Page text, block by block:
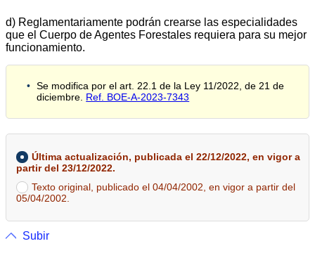
d) Reglamentariamente podrán crearse las especialidades
que el Cuerpo de Agentes Forestales requiera para su mejor
funcionamiento.
Se modifica por el art. 22.1 de la Ley 11/2022, de 21 de
diciembre. Ref. BOE-A-2023-7343
Última actualización, publicada el 22/12/2022, en vigor a
partir del 23/12/2022.
Texto original, publicado el 04/04/2002, en vigor a partir del
05/04/2002.
Subir